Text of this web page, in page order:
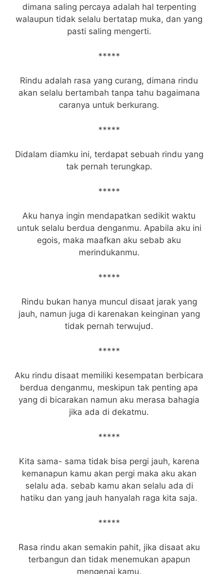
dimana saling percaya adalah hal terpenting
walaupun tidak selalu bertatap muka, dan yang
pasti saling mengerti.
*****
Rindu adalah rasa yang curang, dimana rindu
akan selalu bertambah tanpa tahu bagaimana
caranya untuk berkurang.
*****
Didalam diamku ini, terdapat sebuah rindu yang
tak pernah terungkap.
*****
Aku hanya ingin mendapatkan sedikit waktu
untuk selalu berdua denganmu. Apabila aku ini
egois, maka maafkan aku sebab aku
merindukanmu.
*****
Rindu bukan hanya muncul disaat jarak yang
jauh, namun juga di karenakan keinginan yang
tidak pernah terwujud.
*****
Aku rindu disaat memiliki kesempatan berbicara
berdua denganmu, meskipun tak penting apa
yang di bicarakan namun aku merasa bahagia
jika ada di dekatmu.
*****
Kita sama- sama tidak bisa pergi jauh, karena
kemanapun kamu akan pergi maka aku akan
selalu ada. sebab kamu akan selalu ada di
hatiku dan yang jauh hanyalah raga kita saja.
*****
Rasa rindu akan semakin pahit, jika disaat aku
terbangun dan tidak menemukan apapun
mengenai kamu.